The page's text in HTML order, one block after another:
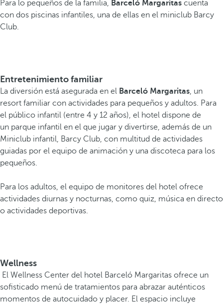
Para lo pequeños de la familia, Barceló Margaritas cuenta
con dos piscinas infantiles, una de ellas en el miniclub Barcy
Club.
Entretenimiento familiar
La diversión está asegurada en el Barceló Margaritas, un
resort familiar con actividades para pequeños y adultos. Para
el público infantil (entre 4 y 12 años), el hotel dispone de
un parque infantil en el que jugar y divertirse, además de un
Miniclub infantil, Barcy Club, con multitud de actividades
guiadas por el equipo de animación y una discoteca para los
pequeños.
Para los adultos, el equipo de monitores del hotel ofrece
actividades diurnas y nocturnas, como quiz, música en directo
o actividades deportivas.
Wellness
El Wellness Center del hotel Barceló Margaritas ofrece un
sofisticado menú de tratamientos para abrazar auténticos
momentos de autocuidado y placer. El espacio incluye